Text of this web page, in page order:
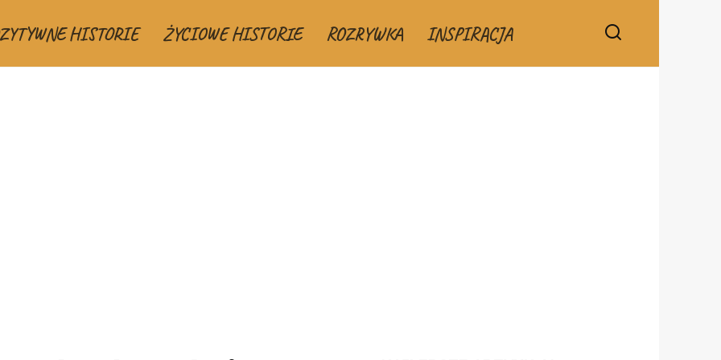
HISTORIE ŻYCIOWE HISTORIE ROZRYWKA INSPIRACJA